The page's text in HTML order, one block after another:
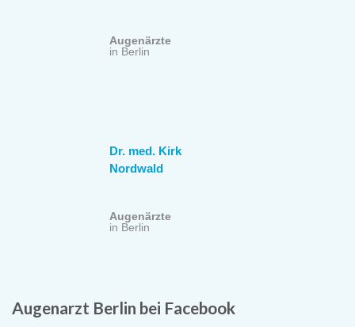
Augenärzte
in Berlin
Dr. med. Kirk
Nordwald
Augenärzte
in Berlin
Augenarzt Berlin bei Facebook